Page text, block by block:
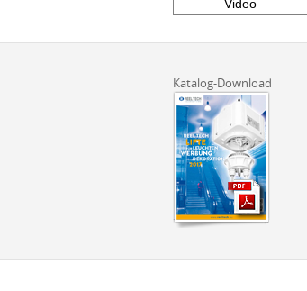
Video
Katalog-Download